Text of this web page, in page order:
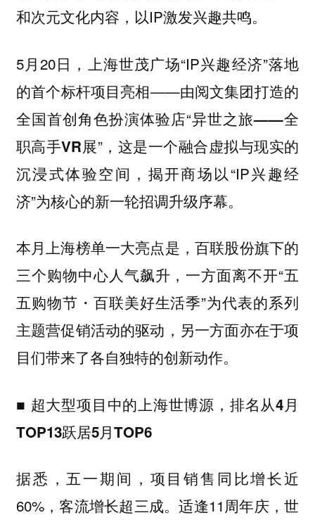
和次元文化内容，以IP激发兴趣共鸣。
5月20日，上海世茂广场“IP兴趣经济”落地
的首个标杆项目亮相——由阅文集团打造的
全国首创角色扮演体验店“异世之旅——全
职高手VR展”，这是一个融合虚拟与现实的
沉浸式体验空间，揭开商场以“IP兴趣经
济”为核心的新一轮招调升级序幕。
本月上海榜单一大亮点是，百联股份旗下的
三个购物中心人气飙升，一方面离不开“五
五购物节・百联美好生活季”为代表的系列
主题营促销活动的驱动，另一方面亦在于项
目们带来了各自独特的创新动作。
■ 超大型项目中的上海世博源，排名从4月
TOP13跃居5月TOP6
据悉，五一期间，项目销售同比增长近
60%，客流增长超三成。适逢11周年庆，世